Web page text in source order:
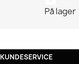
På lager
KUNDESERVICE